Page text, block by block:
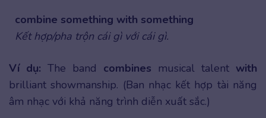
combine something with something
Kết hợp/pha trộn cái gì với cái gì.
Ví dụ: The band combines musical talent with
brilliant showmanship. (Ban nhạc kết hợp tài năng
âm nhạc với khả năng trình diễn xuất sắc.)